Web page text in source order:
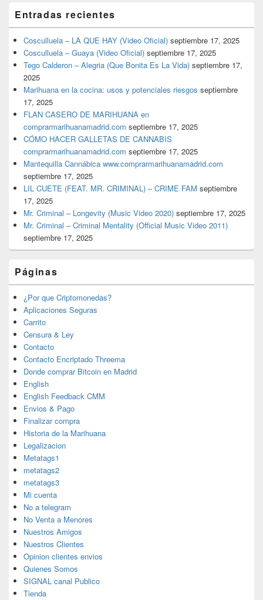
Entradas recientes
Cosculluela – LA QUE HAY (Video Oficial) septiembre 17, 2025
Cosculluela – Guaya (Video Oficial) septiembre 17, 2025
Tego Calderon – Alegria (Que Bonita Es La Vida) septiembre 17,
2025
Marihuana en la cocina: usos y potenciales riesgos septiembre
17, 2025
FLAN CASERO DE MARIHUANA en
comprarmarihuanamadrid.com septiembre 17, 2025
CÓMO HACER GALLETAS DE CANNABIS
comprarmarihuanamadrid.com septiembre 17, 2025
Mantequilla Cannábica www.comprarmarihuanamadrid.com
septiembre 17, 2025
LIL CUETE (FEAT. MR. CRIMINAL) – CRIME FAM septiembre
17, 2025
Mr. Criminal – Longevity (Music Video 2020) septiembre 17, 2025
Mr. Criminal – Criminal Mentality (Official Music Video 2011)
septiembre 17, 2025
Páginas
¿Por que Criptomonedas?
Aplicaciones Seguras
Carrito
Censura & Ley
Contacto
Contacto Encriptado Threema
Donde comprar Bitcoin en Madrid
English
English Feedback CMM
Envios & Pago
Finalizar compra
Historia de la Marihuana
Legalizacion
Metatags1
metatags2
metatags3
Mi cuenta
No a telegram
No Venta a Menores
Nuestros Amigos
Nuestros Clientes
Opinion clientes envios
Quienes Somos
SIGNAL canal Publico
Tienda